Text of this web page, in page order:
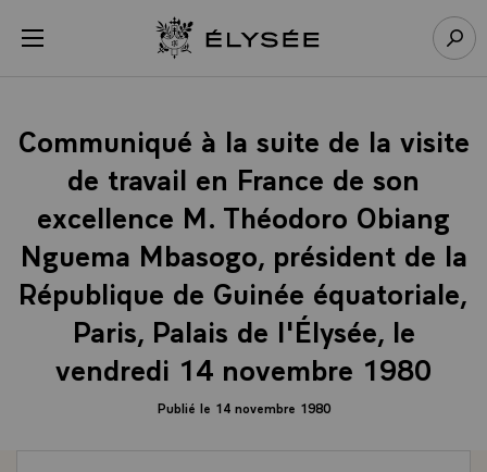
menu Retour à l’accueil Élysée
Communiqué à la suite de la visite
de travail en France de son
excellence M. Théodoro Obiang
Nguema Mbasogo, président de la
République de Guinée équatoriale,
Paris, Palais de l'Élysée, le
vendredi 14 novembre 1980
Publié le 14 novembre 1980
Panneau de gestion des cookies